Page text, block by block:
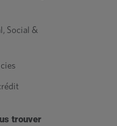
Social &
trouver